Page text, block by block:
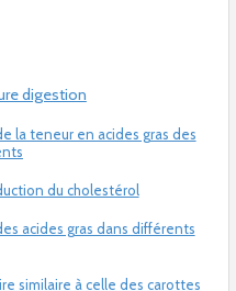
digestion
la teneur en acides gras des
du cholestérol
acides gras dans différents
similaire à celle des carottes